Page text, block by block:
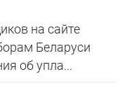
на сайте
Беларуси
об упла...